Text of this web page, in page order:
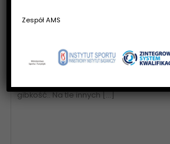
fizycznej,która wyróżnia się na tle
podczas codziennych czynności. Dzięki
poszczególne grupy mięśni
gibkość.. Na tle innych […]
Zespół AMS